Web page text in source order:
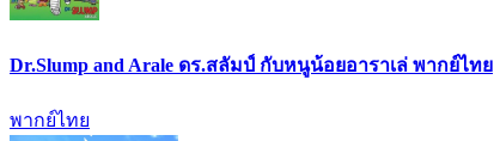
Dr.Slump and Arale ดร.สลัมป์ กับหนูน้อยอาราเล่ พากย์ไทย
พากย์ไทย